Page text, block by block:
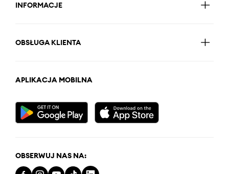
INFORMACJE
OBSŁUGA KLIENTA
APLIKACJA MOBILNA
OBSERWUJ NAS NA: